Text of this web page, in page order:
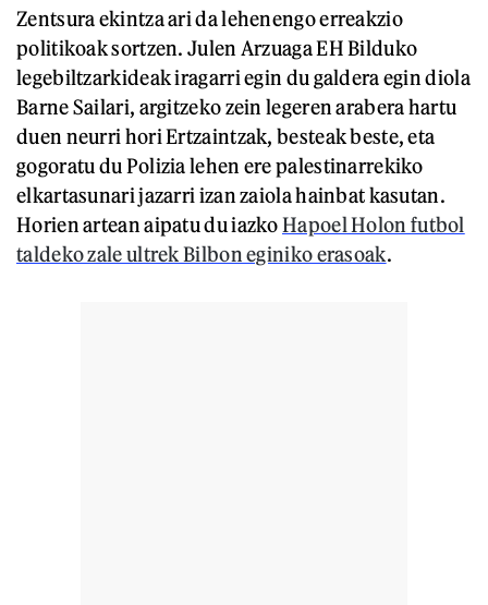
Zentsura ekintza ari da lehenengo erreakzio
politikoak sortzen. Julen Arzuaga EH Bilduko
legebiltzarkideak iragarri egin du galdera egin diola
Barne Sailari, argitzeko zein legeren arabera hartu
duen neurri hori Ertzaintzak, besteak beste, eta
gogoratu du Polizia lehen ere palestinarrekiko
elkartasunari jazarri izan zaiola hainbat kasutan.
Horien artean aipatu du iazkoHapoel Holon futbol
taldeko zale ultrek Bilbon eginiko erasoak.